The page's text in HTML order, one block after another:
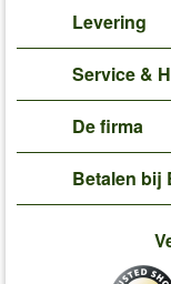
Levering
Service &
De firma
Betalen bij